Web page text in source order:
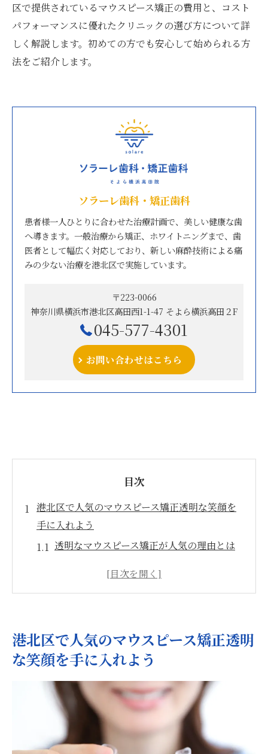
区で提供されているマウスピース矯正の費用と、コスト
パフォーマンスに優れたクリニックの選び方について詳
しく解説します。初めての方でも安心して始められる方
法をご紹介します。
ソラーレ歯科・矯正歯科
患者様一人ひとりに合わせた治療計画で、美しい健康な歯
へ導きます。一般治療から矯正、ホワイトニングまで、歯
医者として幅広く対応しており、新しい麻酔技術による痛
みの少ない治療を港北区で実施しています。
〒223-0066
神奈川県横浜市港北区高田西1-1-47 そよら横浜高田２F
045-577-4301
お問い合わせはこちら
目次
港北区で人気のマウスピース矯正透明な笑顔を
手に入れよう
透明なマウスピース矯正が人気の理由とは
港北区でおすすめのマウスピース矯正クリ
ニック
透明な矯正が日常生活に与える影響
港北区の患者が選ぶマウスピース矯正の魅
力
費用も安心！港北区で見つけるマウスピース矯
港北区で人気のマウスピース矯正透明
な笑顔を手に入れよう